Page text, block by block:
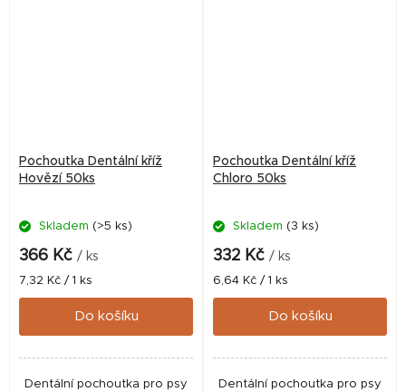
Pochoutka Dentální kříž
Hovězí 50ks
Skladem (>5 ks)
366 Kč / ks
Měrná
cena:
7,32 Kč / 1 ks
Do košíku
Dentální pochoutka pro psy
Pochoutka Dentální kříž
Chloro 50ks
Skladem (3 ks)
332 Kč / ks
Měrná
cena:
6,64 Kč / 1 ks
Do košíku
Dentální pochoutka pro psy